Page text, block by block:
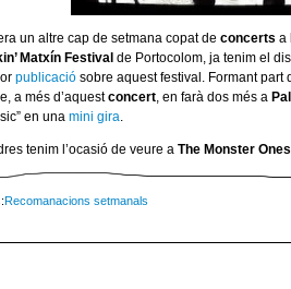
un altre cap de setmana copat de concerts a
Matxín Festival de Portocolom, ja tenim el
publicació sobre aquest festival. Formant part
a més d’aquestconcert, en farà dos més a
en una mini gira.
tenim l’ocasió de veure a The Monster Ones
Recomanacions setmanals